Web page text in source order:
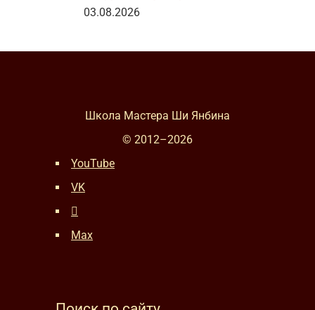
03.08.2026
Школа Мастера Ши Янбина
© 2012–2026
YouTube
VK
Max